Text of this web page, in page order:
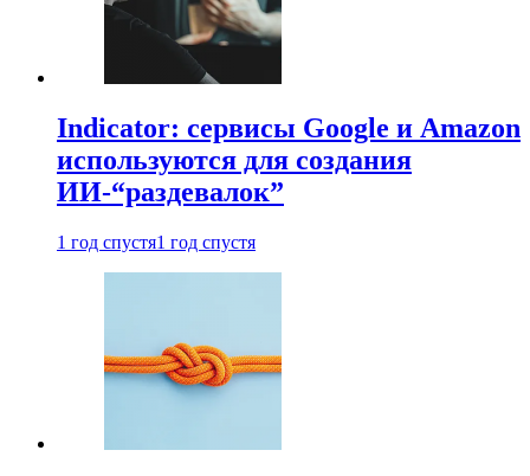
Indicator: сервисы Google и Amazon
используются для создания
ИИ-“раздевалок”
1 год спустя1 год спустя